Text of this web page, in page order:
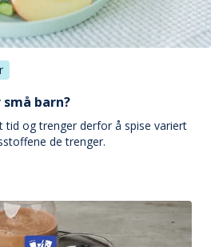
barn?
tid og trenger derfor å spise variert
de trenger.